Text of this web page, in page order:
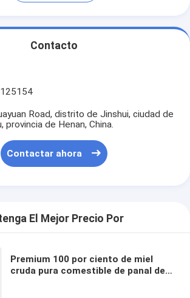
Contacto
Road, distrito de Jinshui, ciudad de
provincia de Henan, China.
Contactar ahora
El Mejor Precio Por
Premium 100 por ciento de miel
cruda pura comestible de panal de